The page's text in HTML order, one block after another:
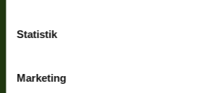
Statistik
Marketing